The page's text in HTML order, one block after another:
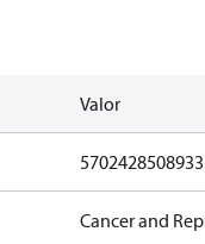
Valor
5702428508933
Cancer and